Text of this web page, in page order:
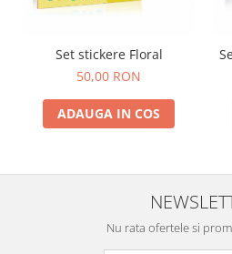
Set stickere Floral
50,00 RON
ADAUGA IN COS
Nu rata ofertele si